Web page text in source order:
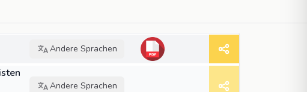
Andere Sprachen
Andere Sprachen